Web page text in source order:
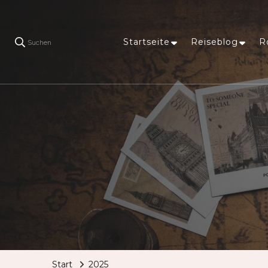
Suchen Startseite Reiseblog
Start 2025